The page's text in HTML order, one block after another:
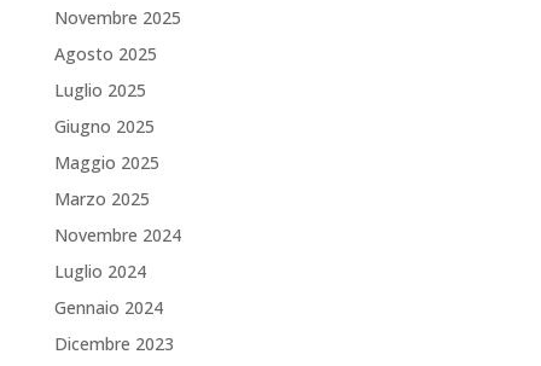
Novembre 2025
Agosto 2025
Luglio 2025
Giugno 2025
Maggio 2025
Marzo 2025
Novembre 2024
Luglio 2024
Gennaio 2024
Dicembre 2023